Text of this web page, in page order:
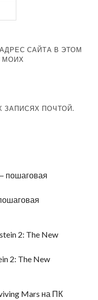
САЙТА В ЭТОМ
МОИХ
ПОЧТОЙ.
2: The New